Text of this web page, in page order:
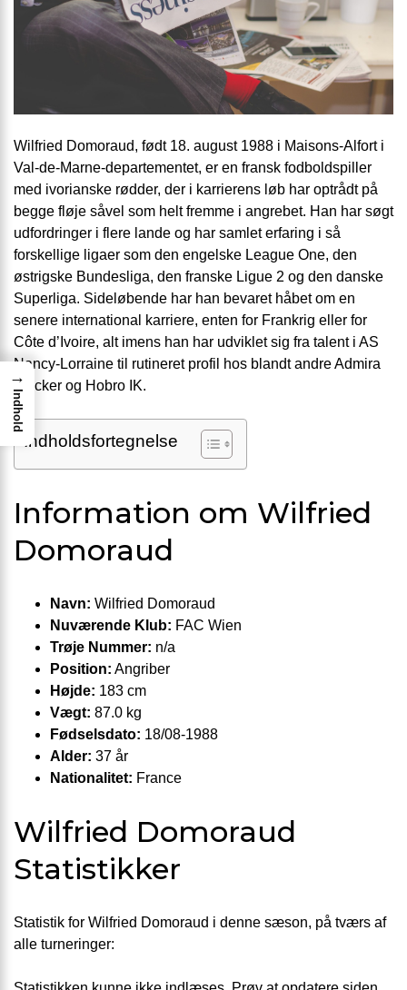
Wilfried Domoraud, født 18. august 1988 i Maisons-Alfort i
Val-de-Marne-departementet, er en fransk fodboldspiller
med ivorianske rødder, der i karrierens løb har optrådt på
begge fløje såvel som helt fremme i angrebet. Han har søgt
udfordringer i flere lande og har samlet erfaring i så
forskellige ligaer som den engelske League One, den
østrigske Bundesliga, den franske Ligue 2 og den danske
Superliga. Sideløbende har han bevaret håbet om en
senere international karriere, enten for Frankrig eller for
Côte d’Ivoire, alt imens han har udviklet sig fra talent i AS
Nancy-Lorraine til rutineret profil hos blandt andre Admira
Wacker og Hobro IK.
Indholdsfortegnelse
Information om Wilfried
Domoraud
Navn: Wilfried Domoraud
Nuværende Klub: FAC Wien
Trøje Nummer: n/a
Position: Angriber
Højde: 183 cm
Vægt: 87.0 kg
Fødselsdato: 18/08-1988
Alder: 37 år
Nationalitet: France
Wilfried Domoraud
Statistikker
Statistik for Wilfried Domoraud i denne sæson, på tværs af
alle turneringer:
→
Indhold